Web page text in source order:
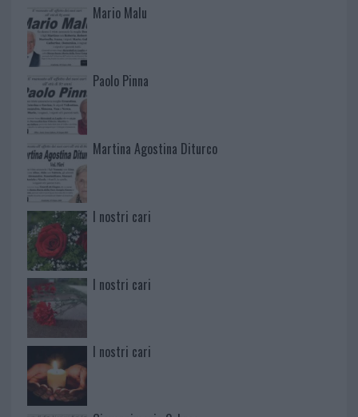
Mario Malu
Paolo Pinna
Martina Agostina Diturco
I nostri cari
I nostri cari
I nostri cari